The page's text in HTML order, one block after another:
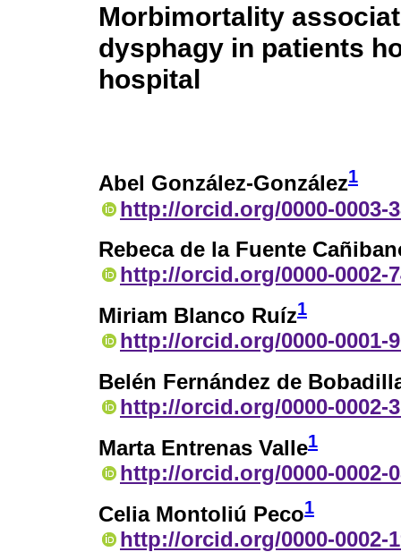
Morbimortality
dysphagy in patients
hospital
Abel González-González1
http://orcid.org/0000-0003-
Rebeca de la Fuente
http://orcid.org/0000-0002-
Miriam Blanco Ruíz1
http://orcid.org/0000-0001-
Belén Fernández de
http://orcid.org/0000-0002-
Marta Entrenas Valle1
http://orcid.org/0000-0002-
Celia Montoliú Peco1
http://orcid.org/0000-0002-